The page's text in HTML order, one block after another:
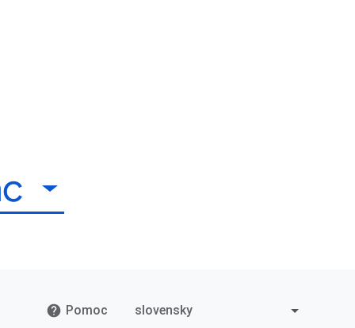
Pomoc